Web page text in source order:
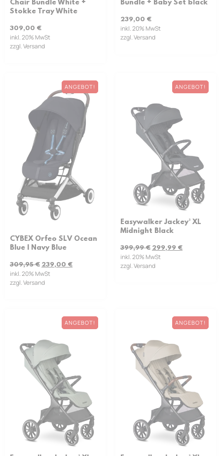
Chair Bundle White +
Stokke Tray White
309,00 €
inkl. 20% MwSt
zzgl. Versand
Bundle + Baby Set black
239,00 €
inkl. 20% MwSt
zzgl. Versand
ANGEBOT!
CYBEX Orfeo SLV Ocean
Blue | Navy Blue
309,95€ 239,00 €
inkl. 20% MwSt
zzgl. Versand
ANGEBOT!
Easywalker Jackey² XL
Midnight Black
399,99€ 299,99 €
inkl. 20% MwSt
zzgl. Versand
ANGEBOT! ANGEBOT!